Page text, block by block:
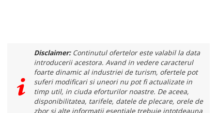
Disclaimer:Continutul ofertelor este valabil la data
introducerii acestora. Avand in vedere caracterul
foarte dinamic al industriei de turism, ofertele pot
suferi modificari si uneori nu pot fi actualizate in
timp util, in ciuda eforturilor noastre. De aceea,
disponibilitatea, tarifele, datele de plecare, orele de
zbor si alte informatii esentiale trebuie intotdeauna